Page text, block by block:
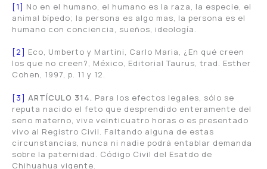
[1] No en el humano, el humano es la raza, la especie, el
animal bípedo; la persona es algo mas, la persona es el
humano con conciencia, sueños, ideología.
[2] Eco, Umberto y Martini, Carlo Maria, ¿En qué creen
los que no creen?, México, Editorial Taurus, trad. Esther
Cohen, 1997, p. 11 y 12.
[3] ARTÍCULO 314. Para los efectos legales, sólo se
reputa nacido el feto que desprendido enteramente del
seno materno, vive veinticuatro horas o es presentado
vivo al Registro Civil. Faltando alguna de estas
circunstancias, nunca ni nadie podrá entablar demanda
sobre la paternidad. Código Civil del Esatdo de
Chihuahua vigente.